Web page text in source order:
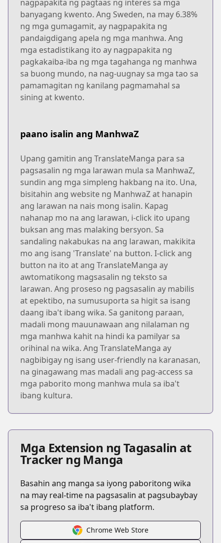
nagpapakita ng pagtaas ng interes sa mga
banyagang kwento. Ang Sweden, na may 6.38%
ng mga gumagamit, ay nagpapakita ng
pandaigdigang apela ng mga manhwa. Ang
mga estadistikang ito ay nagpapakita ng
pagkakaiba-iba ng mga tagahanga ng manhwa
sa buong mundo, na nag-uugnay sa mga tao sa
pamamagitan ng kanilang pagmamahal sa
sining at kwento.
paano isalin ang ManhwaZ
Upang gamitin ang TranslateManga para sa
pagsasalin ng mga larawan mula sa ManhwaZ,
sundin ang mga simpleng hakbang na ito. Una,
bisitahin ang website ng ManhwaZ at hanapin
ang larawan na nais mong isalin. Kapag
nahanap mo na ang larawan, i-click ito upang
buksan ang mas malaking bersyon. Sa
sandaling nakabukas na ang larawan, makikita
mo ang isang 'Translate' na button. I-click ang
button na ito at ang TranslateManga ay
awtomatikong magsasalin ng teksto sa
larawan. Ang proseso ng pagsasalin ay mabilis
at epektibo, na sumusuporta sa higit sa isang
daang iba't ibang wika. Sa ganitong paraan,
madali mong mauunawaan ang nilalaman ng
mga manhwa kahit na hindi ka pamilyar sa
orihinal na wika. Ang TranslateManga ay
nagbibigay ng isang user-friendly na karanasan,
na ginagawang mas madali ang pag-access sa
mga paborito mong manhwa mula sa iba't
ibang kultura.
Mga Extension ng Tagasalin at
Tracker ng Manga
Basahin ang manga sa iyong paboritong wika
na may real-time na pagsasalin at pagsubaybay
sa progreso sa iba't ibang platform.
Chrome Web Store